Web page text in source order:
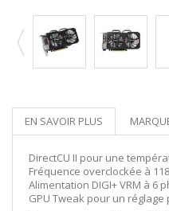
EN SAVOIR PLUS
DirectCU II pour une
Fréquence overclockée à
Alimentation DIGI+ VRM à
GPU Tweak pour un